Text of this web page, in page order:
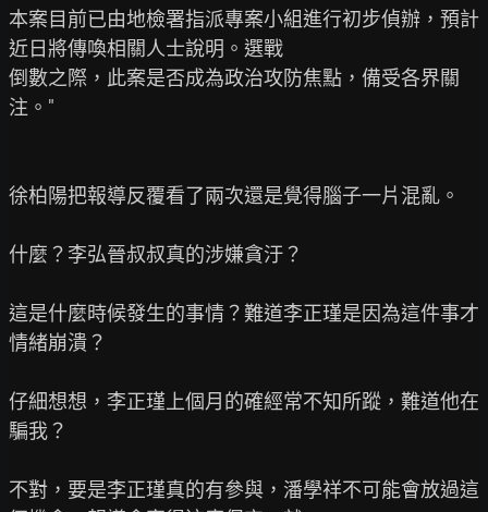
本案目前已由地檢署指派專案小組進行初步偵辦，預計
近日將傳喚相關人士說明。選戰
倒數之際，此案是否成為政治攻防焦點，備受各界關
注。"
徐柏陽把報導反覆看了兩次還是覺得腦子一片混亂。
什麼？李弘晉叔叔真的涉嫌貪汙？
這是什麼時候發生的事情？難道李正瑾是因為這件事才
情緒崩潰？
仔細想想，李正瑾上個月的確經常不知所蹤，難道他在
騙我？
不對，要是李正瑾真的有參與，潘學祥不可能會放過這